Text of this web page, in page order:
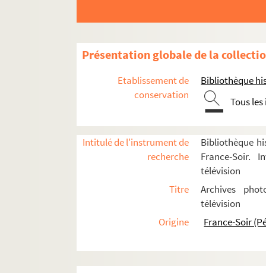
Présentation globale de la
Etablissement de
conservation
Bibliothèque
Tous
Intitulé de l'instrument de
recherche
Bibliothèque
France-Soir.
télévision
Titre
Archives
télévision
Origine
France-Soir
Le personnel
8-FSE-000001. Alabarbe,
FSE-005076. Amouroux,
Annuzet, Bernard
Antoine, Robert
Arnette, Paulette
Arno, Roselyne
Aubert, Pascal